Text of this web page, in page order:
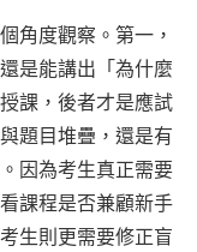
角度觀察。第一，
是能講出「為什麼
課，後者才是應試
題目堆疊，還是有
因為考生真正需要
課程是否兼顧新手
生則更需要修正盲